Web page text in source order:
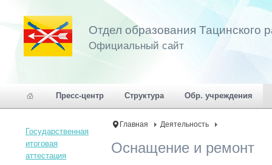
Отдел образования Тацинского
Официальный сайт
Пресс-центр Структура Обр. учреждения
Главная Деятельность
Оснащение и ремонт
Государственная
итоговая
аттестация